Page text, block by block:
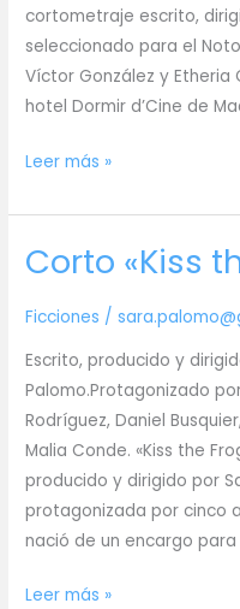
cortometraje escrito,
seleccionado para el
Víctor González y
hotel Dormir d’Cine de
Corto
Leer más »
Corto «Kiss
Ficciones /
Escrito, producido y
Palomo.Protagonizado
Rodríguez, Daniel
Malia Conde. «Kiss the
producido y dirigido por
protagonizada por cinco
nació de un encargo
Corto
Leer más »